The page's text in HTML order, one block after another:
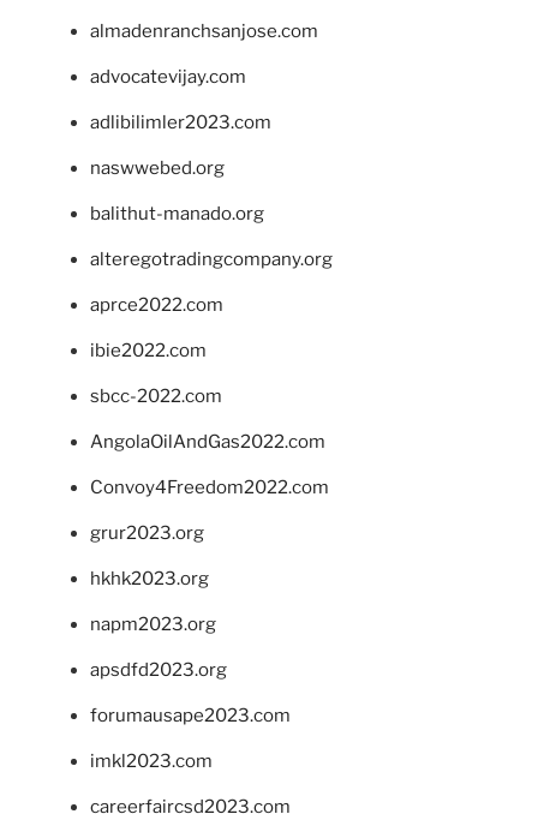
almadenranchsanjose.com
advocatevijay.com
adlibilimler2023.com
naswwebed.org
balithut-manado.org
alteregotradingcompany.org
aprce2022.com
ibie2022.com
sbcc-2022.com
AngolaOilAndGas2022.com
Convoy4Freedom2022.com
grur2023.org
hkhk2023.org
napm2023.org
apsdfd2023.org
forumausape2023.com
imkl2023.com
careerfaircsd2023.com